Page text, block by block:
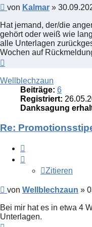
Beitrag
von Kalmar »
Hat jemand, der/die
gehört oder weiß wie
alle Unterlagen
Wochen auf
Wellblechzaun
Beiträge: 6
Registriert:
Danksagung
Re:
Zitieren
Beitrag
von Wellblechzaun »
Bei mir hat es in etwa 4
Unterlagen.